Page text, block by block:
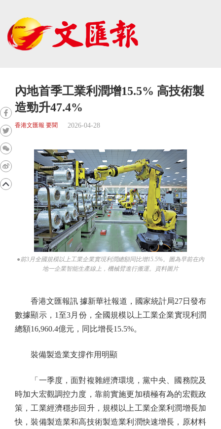
內地首季工業利潤增15.5% 高技術製
造勁升47.4%
香港文匯報 要聞 2026-04-28
●前3月全國規模以上工業企業實現利潤總額同比增15.5%。圖為早前在內
地一企業智能生產線上，機械臂進行搬運。資料圖片
香港文匯報訊 據新華社報道，國家統計局27日發布
數據顯示，1至3月份，全國規模以上工業企業實現利潤
總額16,960.4億元，同比增長15.5%。
裝備製造業支撐作用明顯
「一季度，面對複雜經濟環境，黨中央、國務院及
時加大宏觀調控力度，靠前實施更加積極有為的宏觀政
策，工業經濟穩步回升，規模以上工業企業利潤增長加
快，裝備製造業和高技術製造業利潤快速增長，原材料